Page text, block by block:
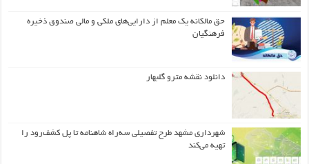
حق مالکانه یک معلم از دارایی‌های ملکی و مالی صندوق ذخیره
فرهنگیان
دانلود نقشه مترو گلبهار
شهرداری مشهد طرح تفصیلی سه‌راه شاهنامه تا پل کشف‌رود را
تهیه می‌کند